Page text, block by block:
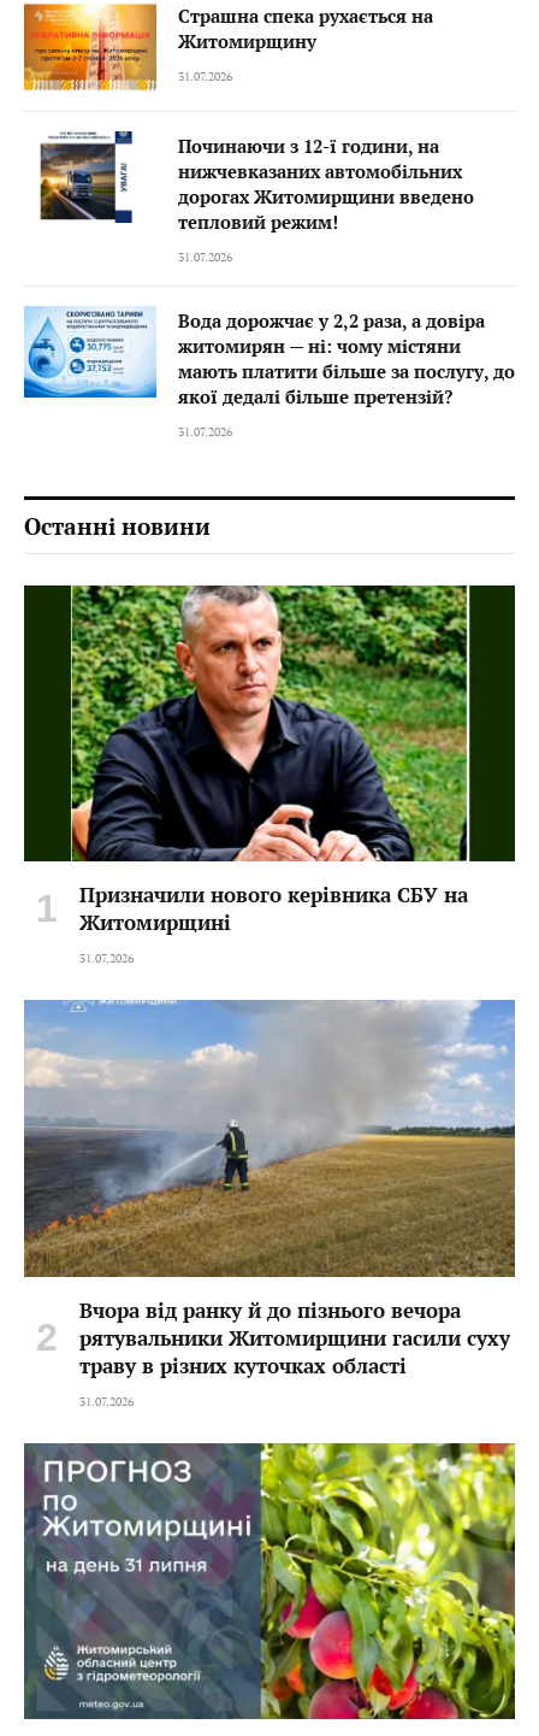
Страшна спека рухається на
Житомирщину
31.07.2026
Починаючи з 12-ї години, на
нижчевказаних автомобільних
дорогах Житомирщини введено
тепловий режим!
31.07.2026
Вода дорожчає у 2,2 раза, а довіра
житомирян — ні: чому містяни
мають платити більше за послугу, до
якої дедалі більше претензій?
31.07.2026
Останні новини
Призначили нового керівника СБУ на
Житомирщині
31.07.2026
Вчора від ранку й до пізнього вечора
рятувальники Житомирщини гасили суху
траву в різних куточках області
31.07.2026